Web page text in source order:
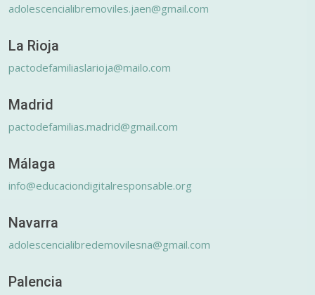
adolescencialibremoviles.jaen@gmail.com
La Rioja
pactodefamiliaslarioja@mailo.com
Madrid
pactodefamilias.madrid@gmail.com
Málaga
info@educaciondigitalresponsable.org
Navarra
adolescencialibredemovilesna@gmail.com
Palencia